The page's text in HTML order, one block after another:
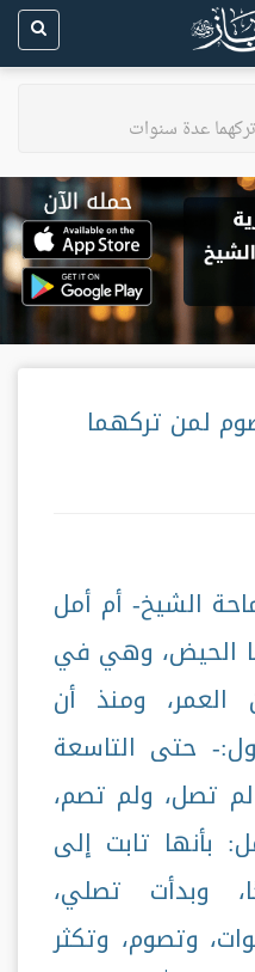
عدة سنوات
لمن تركهما
الشيخ- أم أمل
الحيض، وهي في
العمر، ومنذ أن
حتى التاسعة
تصل، ولم تصم،
بأنها تابت إلى
وبدأت تصلي،
وتصوم، وتكثر